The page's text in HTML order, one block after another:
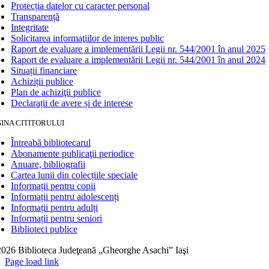
Protecția datelor cu caracter personal
Transparență
Integritate
Solicitarea informaţiilor de interes public
Raport de evaluare a implementării Legii nr. 544/2001 în anul 2025
Raport de evaluare a implementării Legii nr. 544/2001 în anul 2024
Situații financiare
Achiziții publice
Plan de achiziţii publice
Declarații de avere și de interese
CITITORULUI
Întreabă bibliotecarul
Abonamente publicaţii periodice
Anuare, bibliografii
Cartea lunii din colecțiile speciale
Informații pentru copii
Informații pentru adolescenți
Informații pentru adulți
Informații pentru seniori
Biblioteci publice
Biblioteca Judeţeană „Gheorghe Asachi” Iaşi
Page load link